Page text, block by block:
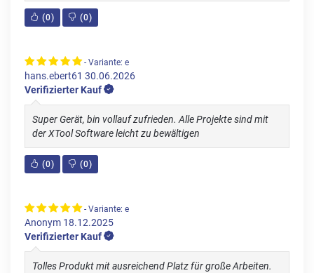
(0) (0)
- Variante: e
hans.ebert61 30.06.2026
Verifizierter Kauf
Super Gerät, bin vollauf zufrieden. Alle Projekte sind mit
der XTool Software leicht zu bewältigen
(0) (0)
- Variante: e
Anonym 18.12.2025
Verifizierter Kauf
Tolles Produkt mit ausreichend Platz für große Arbeiten.